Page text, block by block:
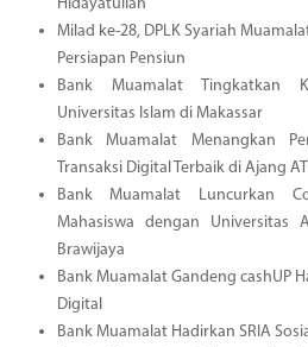
Hidayatullah
Milad ke-28, DPLK Syariah
Persiapan Pensiun
Bank Muamalat Tingkatkan
Universitas Islam di Makassar
Bank Muamalat Menangkan
Transaksi Digital Terbaik di Ajang
Bank Muamalat Luncurkan
Mahasiswa dengan Universitas
Brawijaya
Bank Muamalat Gandeng cashUP
Digital
Bank Muamalat Hadirkan SRIA